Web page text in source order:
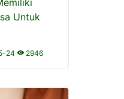
Untuk
24 2946